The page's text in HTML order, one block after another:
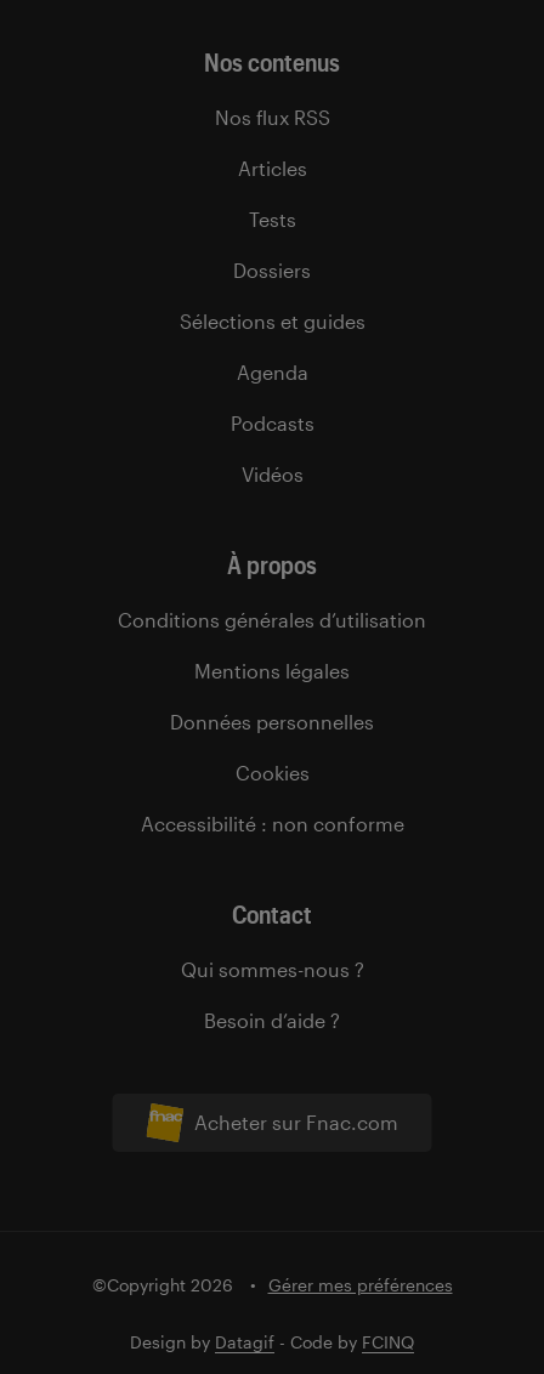
Acheter sur Fnac.com
Nos contenus
Nos flux RSS
Articles
Tests
Dossiers
Sélections et guides
Agenda
Podcasts
Vidéos
À propos
Conditions générales d’utilisation
Mentions légales
Données personnelles
Cookies
Accessibilité : non conforme
Contact
Qui sommes-nous ?
Besoin d’aide ?
©Copyright 2026 Gérer mes préférences
Design by Datagif - Code by FCINQ